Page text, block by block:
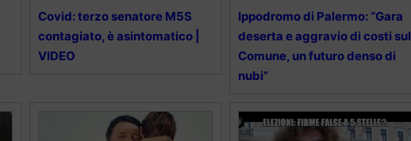
Covid: terzo senatore M5S
contagiato, è asintomatico |
VIDEO
Ippodromo di Palermo: “Gara
deserta e aggravio di costi sul
Comune, un futuro denso di
nubi”